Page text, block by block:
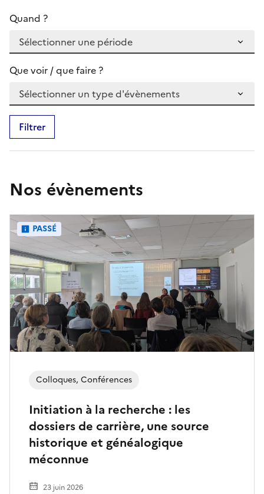
Quand ?
Que voir / que faire ?
Filtrer
Nos évènements
Initiation à la recherche : les
dossiers de carrière, une source
historique et généalogique
méconnue
Colloques, Conférences
23 juin 2026
PASSÉ